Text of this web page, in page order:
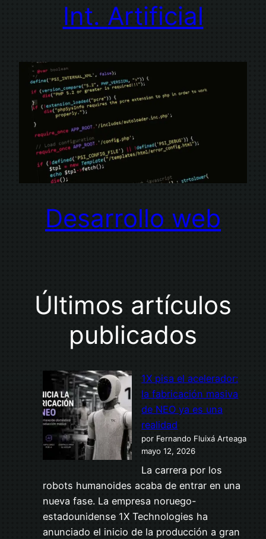
Int. Artificial
Desarrollo web
Últimos artículos
publicados
1X pisa el acelerador:
la fabricación masiva
de NEO ya es una
realidad
por Fernando Fluixá Arteaga
mayo 12, 2026
La carrera por los
robots humanoides acaba de entrar en una
nueva fase. La empresa noruego-
estadounidense 1X Technologies ha
anunciado el inicio de la producción a gran